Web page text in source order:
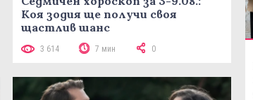
Коя зодия ще получи своя
щастлив шанс
3 614 7 мин 0